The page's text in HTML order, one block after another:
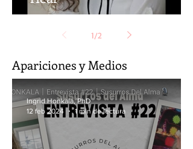
Apariciones y Medios
1/2
Ingrid Honkala, PhD
12 feb 2024
1 min de lectura